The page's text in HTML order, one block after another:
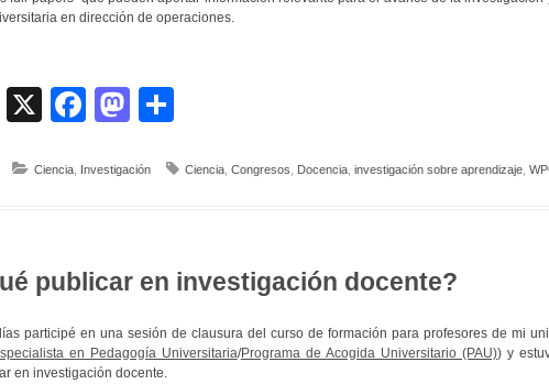
en dirección de operaciones.
Bluesky
X Facebook
Mastodon
Ciencia, Investigación Ciencia, Congresos Docencia, investigación sobre aprendizaje,
publicar en investigación docente?
participé en una sesión de clausura del curso de formación para profesores de mi
en Pedagogía Universitaria/Programa de Acogida Universitario (PAU)) y
en investigación docente.